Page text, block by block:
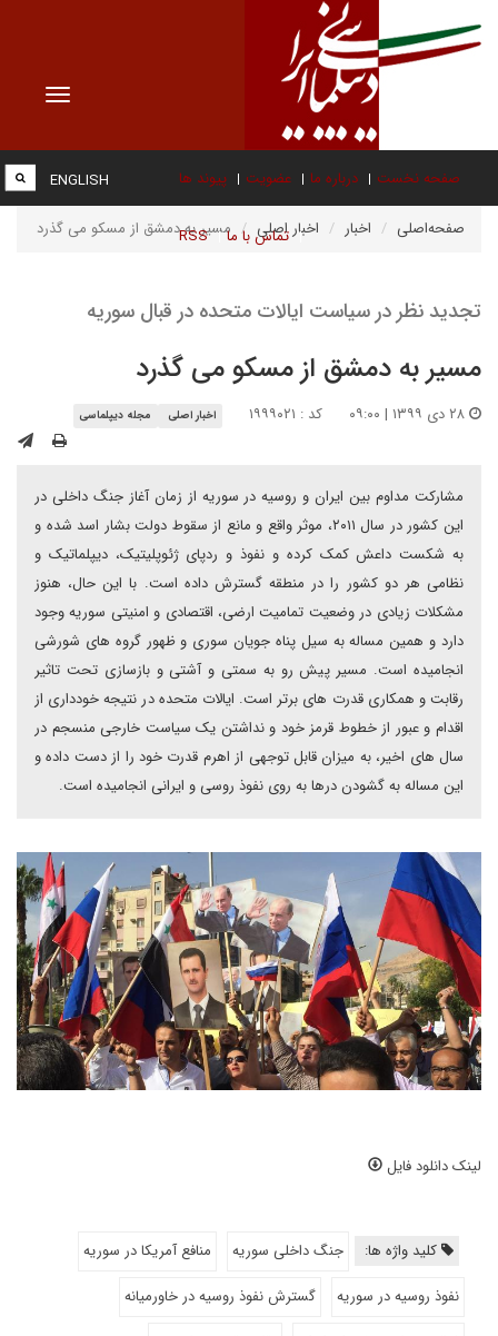
Toggle
صفحه نخست درباره ما عضویت پیوند ها
تماس با ما RSS
ENGLISH
صفحه‌اصلی اخبار اخبار اصلی مسیر به دمشق از مسکو می گذرد
تجدید نظر در سیاست ایالات متحده در قبال سوریه
مسیر به دمشق از مسکو می گذرد
کد : ۱۹۹۹۰۲۱ اخبار اصلی مجله دیپلماسی
مشارکت مداوم بین ایران و روسیه در سوریه از زمان آغاز جنگ داخلی در
این کشور در سال ۲۰۱۱، موثر واقع و مانع از سقوط دولت بشار اسد شده و
به شکست داعش کمک کرده و نفوذ و ردپای ژئوپلیتیک، دیپلماتیک و
نظامی هر دو کشور را در منطقه گسترش داده است. با این حال، هنوز
مشکلات زیادی در وضعیت تمامیت ارضی، اقتصادی و امنیتی سوریه وجود
دارد و همین مساله به سیل پناه جویان سوری و ظهور گروه های شورشی
انجامیده است. مسیر پیش رو به سمتی و آشتی و بازسازی تحت تاثیر
رقابت و همکاری قدرت های برتر است. ایالات متحده در نتیجه خودداری از
اقدام و عبور از خطوط قرمز خود و نداشتن یک سیاست خارجی منسجم در
سال های اخیر، به میزان قابل توجهی از اهرم قدرت خود را از دست داده و
این مساله به گشودن درها به روی نفوذ روسی و ایرانی انجامیده است.
لینک دانلود فایل
کلید واژه ها: جنگ داخلی سوریه
منافع آمریکا در سوریه
نفوذ روسیه در سوریه
گسترش نفوذ روسیه در خاورمیانه